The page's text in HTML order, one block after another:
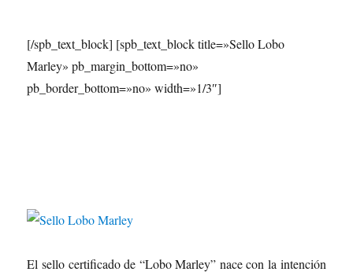
[/spb_text_block] [spb_text_block title=»Sello Lobo
Marley» pb_margin_bottom=»no»
pb_border_bottom=»no» width=»1/3″]
El sello certificado de “Lobo Marley” nace con la intención